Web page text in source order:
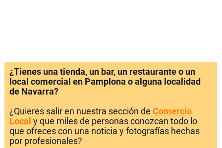
¿Tienes una tienda, un bar, un restaurante o un
local comercial en Pamplona o alguna localidad
de Navarra?
¿Quieres salir en nuestra sección de Comercio
Local y que miles de personas conozcan todo lo
que ofreces con una noticia y fotografías hechas
por profesionales?